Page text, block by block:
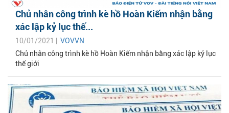
Chủ nhân công trình kè hồ Hoàn Kiếm nhận bằng
xác lập kỷ lục thế...
10/01/2021 | VOVVN
Chủ nhân công trình kè hồ Hoàn Kiếm nhận bằng xác lập kỷ lục
thế giới